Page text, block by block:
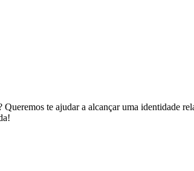
te ajudar a alcançar uma identidade